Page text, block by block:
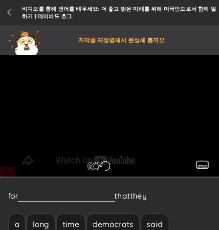
비디오를 통해 영어를 배우세요: 더 좋고 밝은 미래를 위해 미국인으로서 함께 일
하기 | 데이비드 호그
자막을 재정렬해서 완성해 볼까요
for saidthatthey
a long time democrats said